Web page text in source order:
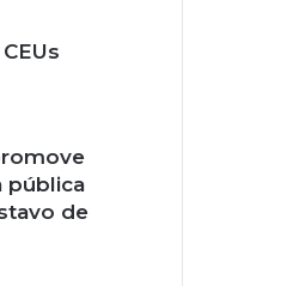
pública
de